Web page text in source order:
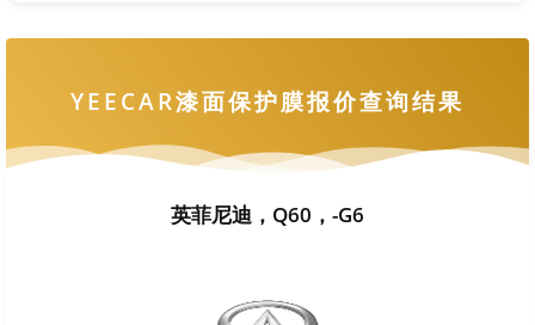
YEECAR漆面保护膜报价查询结果
英菲尼迪，Q60，-G6